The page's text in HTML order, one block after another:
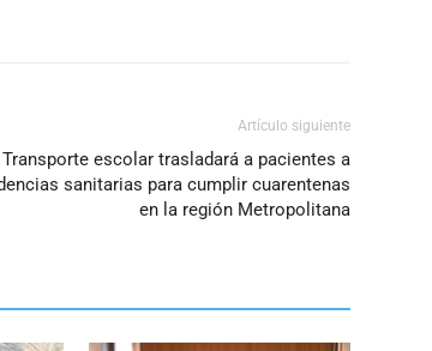
Artículo siguiente
Transporte escolar trasladará a pacientes a
sanitarias para cumplir cuarentenas
en la región Metropolitana